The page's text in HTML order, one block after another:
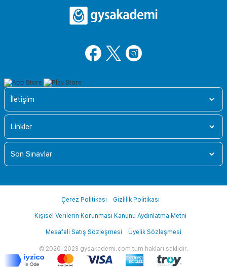
İletişim
Linkler
Son Sınavlar
© 2020-2023 gysakademi.com tüm hakları saklıdır.
Çerez Politikası Gizlilik Politikası
Kişisel Verilerin Korunması Kanunu Aydınlatma Metni
Mesafeli Satış Sözleşmesi Üyelik Sözleşmesi